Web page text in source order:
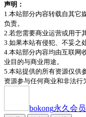
声明：
1.本站部分内容转载自其它
负责。
2.若您需要商业运营或用于
3.如果本站有侵犯、不妥之
4.本站部分内容均由互联网
业目的与商业用途。
5.本站提供的所有资源仅供
资源参与任何商业和非法行
bokong永久会员